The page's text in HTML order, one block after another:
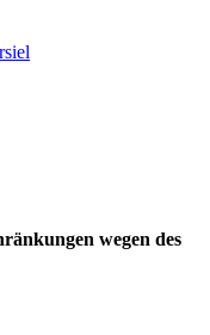
wegen des